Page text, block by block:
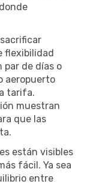
flexibilidad
par de días o
aeropuerto
tarifa.
muestran
que las
están visibles
fácil. Ya sea
entre